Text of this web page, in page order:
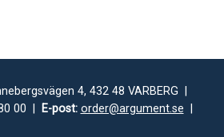
4, 432 48 VARBERG |
00 | E-post: order@argument.se